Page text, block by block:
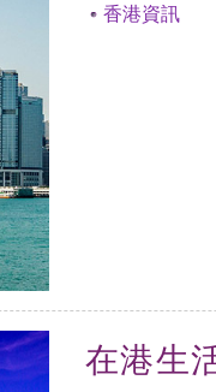
香港資訊
在港生